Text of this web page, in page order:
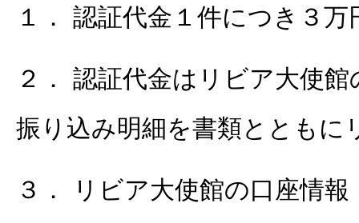
１． 認証代金１件につき３万
２． 認証代金はリビア大使
振り込み明細を書類とともに
３． リビア大使館の口座情報